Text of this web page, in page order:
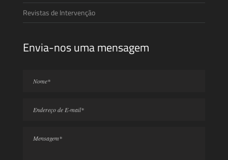
Revistas de Intervenção
Envia-nos uma mensagem